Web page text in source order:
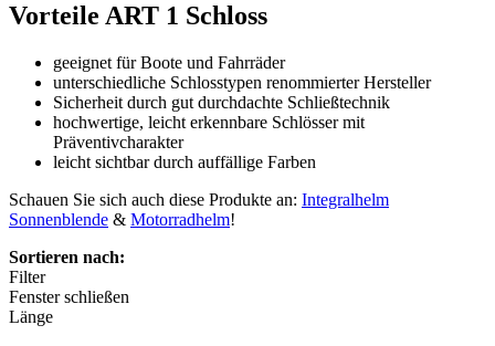
Vorteile ART 1 Schloss
geeignet für Boote und Fahrräder
unterschiedliche Schlosstypen renommierter Hersteller
Sicherheit durch gut durchdachte Schließtechnik
hochwertige, leicht erkennbare Schlösser mit
Präventivcharakter
leicht sichtbar durch auffällige Farben
Schauen Sie sich auch diese Produkte an: Integralhelm
Sonnenblende & Motorradhelm!
Sortieren nach:
Filter
Fenster schließen
Länge